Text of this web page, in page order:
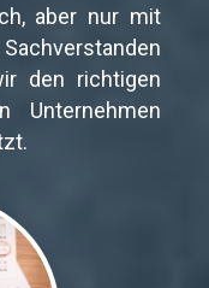
aber nur mit
den richtigen
Unternehmen